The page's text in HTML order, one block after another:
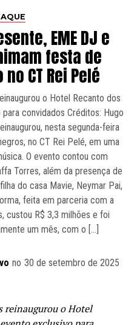
EME DJ e
festa de
CT Rei Pelé
o Hotel Recanto dos
convidados Créditos: Hugo
nesta segunda-feira
no CT Rei Pelé, em uma
O evento contou com
Torres, além da presença de
do casa Mavie, Neymar Pai,
feita em parceria com a
custou R$ 3,3 milhões e foi
um mês, com o […]
no 30 de setembro de 2025
reinaugurou o Hotel